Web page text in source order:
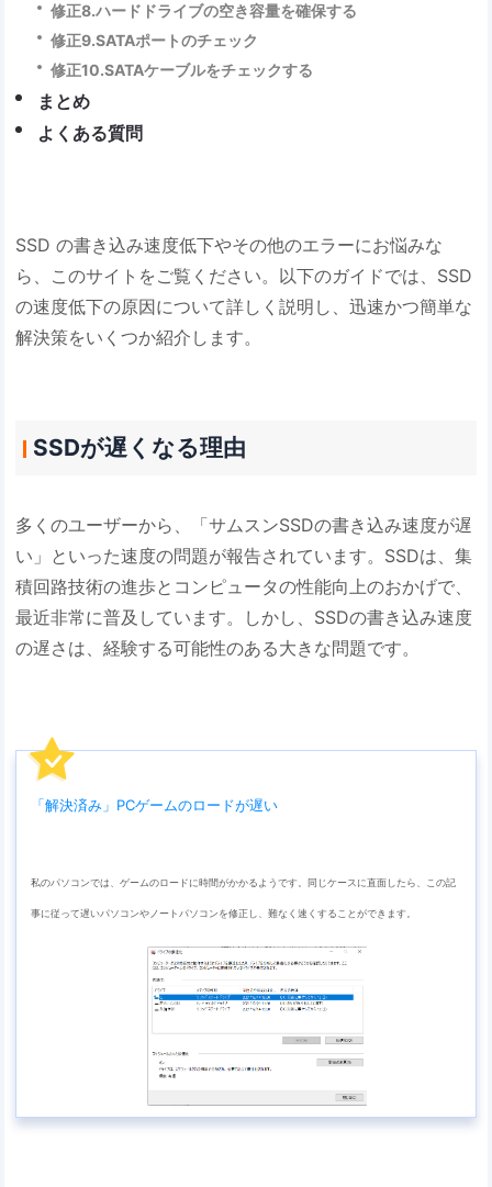
修正8.ハードドライブの空き容量を確保する
修正9.SATAポートのチェック
修正10.SATAケーブルをチェックする
まとめ
よくある質問
SSD の書き込み速度低下やその他のエラーにお悩みな
ら、このサイトをご覧ください。以下のガイドでは、SSD
の速度低下の原因について詳しく説明し、迅速かつ簡単な
解決策をいくつか紹介します。
SSDが遅くなる理由
多くのユーザーから、「サムスンSSDの書き込み速度が遅
い」といった速度の問題が報告されています。SSDは、集
積回路技術の進歩とコンピュータの性能向上のおかげで、
最近非常に普及しています。しかし、SSDの書き込み速度
の遅さは、経験する可能性のある大きな問題です。
「解決済み」PCゲームのロードが遅い
私のパソコンでは、ゲームのロードに時間がかかるようです。同じケースに直面したら、この記
事に従って遅いパソコンやノートパソコンを修正し、難なく速くすることができます。